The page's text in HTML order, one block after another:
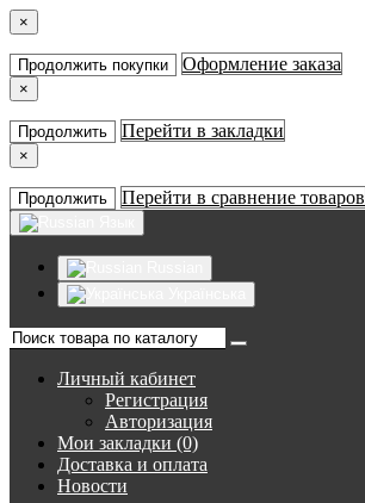
×
Продолжить покупки Оформление заказа
×
Продолжить Перейти в закладки
×
Продолжить Перейти в сравнение товаров
Личный кабинет
Регистрация
Авторизация
Мои закладки (0)
Доставка и оплата
Новости